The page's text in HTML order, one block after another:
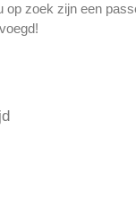
op zoek zijn een